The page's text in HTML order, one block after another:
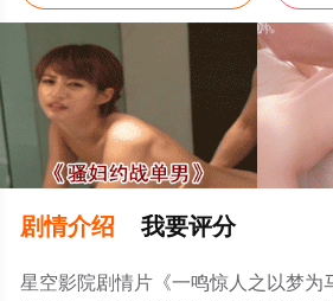
剧情介绍 我要评分
星空影院剧情片《一鸣惊人之以梦为